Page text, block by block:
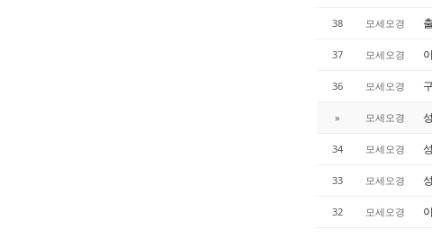
38 모세오경
37 모세오경
36 모세오경
» 모세오경
34 모세오경
33 모세오경
32 모세오경